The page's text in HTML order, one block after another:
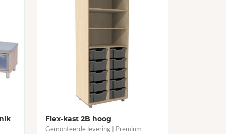
Flex-kast 2B hoog
Gemonteerde levering | Premium